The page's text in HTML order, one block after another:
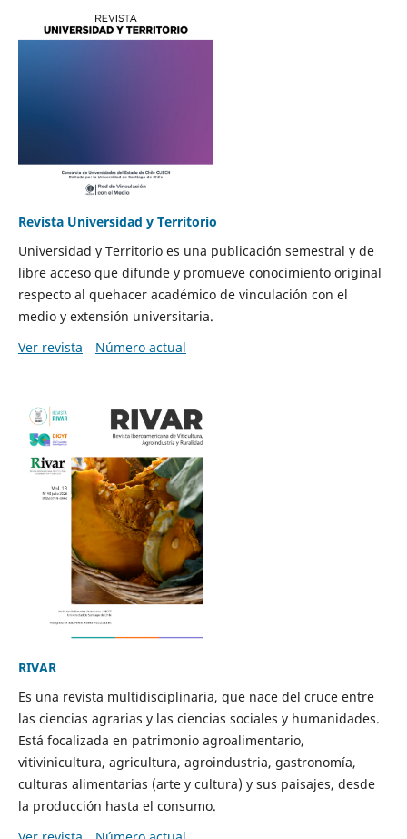
Revista Universidad y Territorio
Universidad y Territorio es una publicación semestral y de
libre acceso que difunde y promueve conocimiento original
respecto al quehacer académico de vinculación con el
medio y extensión universitaria.
Ver revista
Número actual
RIVAR
Es una revista multidisciplinaria, que nace del cruce entre
las ciencias agrarias y las ciencias sociales y humanidades.
Está focalizada en patrimonio agroalimentario,
vitivinicultura, agricultura, agroindustria, gastronomía,
culturas alimentarias (arte y cultura) y sus paisajes, desde
la producción hasta el consumo.